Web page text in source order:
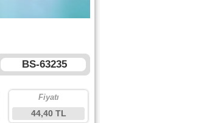
BS-63235
Fiyatı
44,40 TL